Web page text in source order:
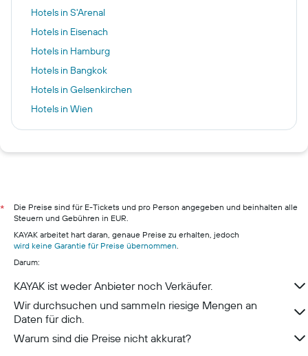
Hotels in S'Arenal
Hotels in Eisenach
Hotels in Hamburg
Hotels in Bangkok
Hotels in Gelsenkirchen
Hotels in Wien
Hotels in Sansibar
Hotels in Berlin
Hotels in Pillig
Hotels in Warnemünde
Hotels in Neustadt in Holstein
Hotels in München
Hotels in Berchtesgaden
*
Die Preise sind für E-Tickets und pro Person angegeben und beinhalten alle
Steuern und Gebühren in EUR.
KAYAK arbeitet hart daran, genaue Preise zu erhalten, jedoch
wird keine Garantie für Preise übernommen.
Darum:
KAYAK ist weder Anbieter noch Verkäufer.
Wir durchsuchen und sammeln riesige Mengen an
Daten für dich.
Warum sind die Preise nicht akkurat?